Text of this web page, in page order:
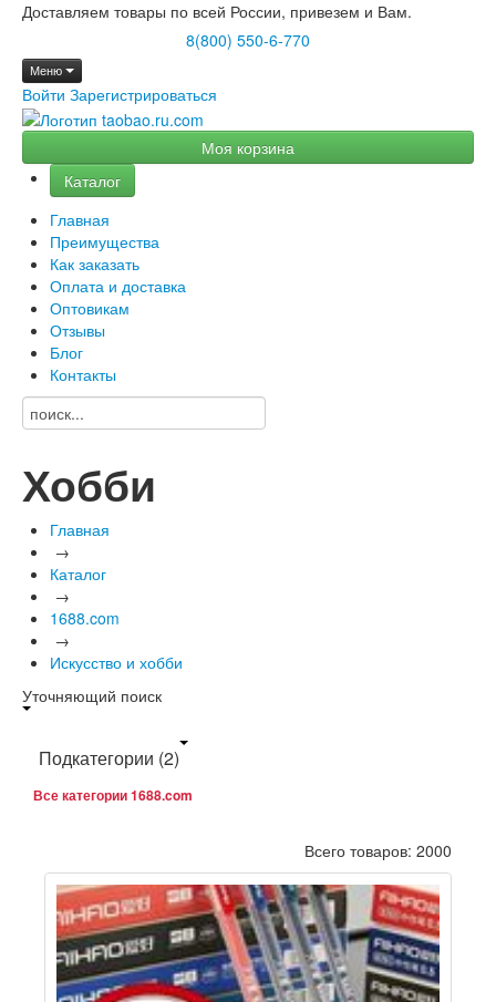
Доставляем товары по всей России, привезем и Вам.
8(800) 550-6-770
Меню
Войти Зарегистрироваться
Моя корзина
Каталог
Главная
Преимущества
Как заказать
Оплата и доставка
Оптовикам
Отзывы
Блог
Контакты
Хобби
Главная
→
Каталог
→
1688.com
→
Искусство и хобби
Уточняющий поиск
Подкатегории (2)
Все категории 1688.com
Всего товаров: 2000